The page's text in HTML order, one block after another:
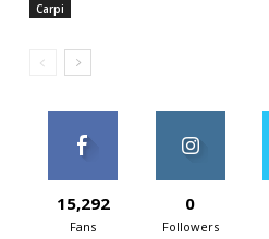
Carpi
15,292
Fans
0
Followers